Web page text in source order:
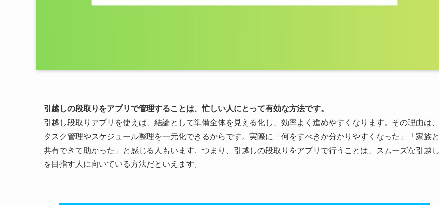
引越しの段取りをアプリで管理することは、忙しい人にとって有効な方法です。
引越し段取りアプリを使えば、結論として準備全体を見える化し、効率よく進めやすくなります。その理由は、
タスク管理やスケジュール整理を一元化できるからです。実際に「何をすべきか分かりやすくなった」「家族と
共有できて助かった」と感じる人もいます。つまり、引越しの段取りをアプリで行うことは、スムーズな引越し
を目指す人に向いている方法だといえます。